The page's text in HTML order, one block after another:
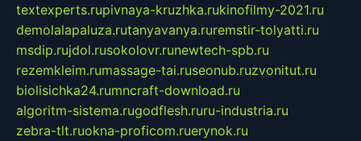
textexperts.rupivnaya-kruzhka.rukinofilmy-2021.ru
demolalapaluza.rutanyavanya.ruremstir-tolyatti.ru
msdip.rujdol.rusokolovr.runewtech-spb.ru
rezemkleim.rumassage-tai.ruseonub.ruzvonitut.ru
biolisichka24.rumncraft-download.ru
algoritm-sistema.rugodflesh.ruru-industria.ru
zebra-tlt.ruokna-proficom.ruerynok.ru